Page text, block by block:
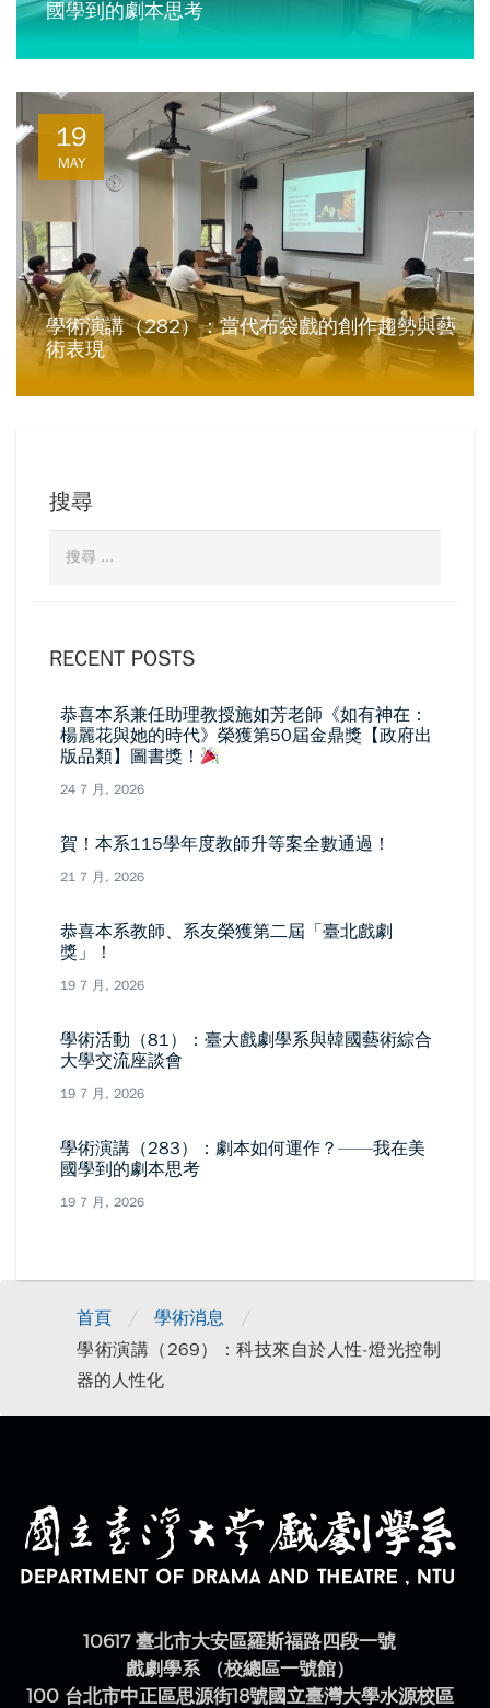
國學到的劇本思考
19
MAY
學術演講（282）：當代布袋戲的創作趨勢與藝
術表現
搜尋
RECENT POSTS
恭喜本系兼任助理教授施如芳老師《如有神在：
楊麗花與她的時代》榮獲第50屆金鼎獎【政府出
版品類】圖書獎！
24 7 月, 2026
賀！本系115學年度教師升等案全數通過！
21 7 月, 2026
恭喜本系教師、系友榮獲第二屆「臺北戲劇
獎」！
19 7 月, 2026
學術活動（81）：臺大戲劇學系與韓國藝術綜合
大學交流座談會
19 7 月, 2026
學術演講（283）：劇本如何運作？——我在美
國學到的劇本思考
19 7 月, 2026
首頁 / 學術消息 /
學術演講（269）：科技來自於人性-燈光控制
器的人性化
10617 臺北市大安區羅斯福路四段一號
戲劇學系 （校總區一號館）
100 台北市中正區思源街18號國立臺灣大學水源校區